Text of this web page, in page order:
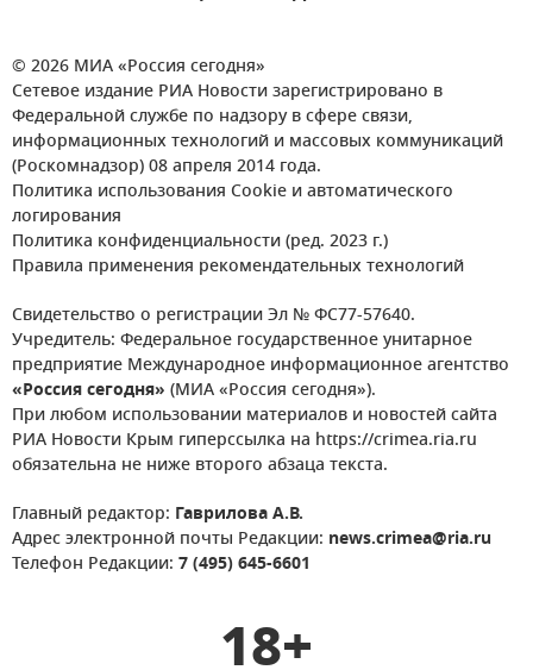
© 2026 МИА «Россия сегодня»
Сетевое издание РИА Новости зарегистрировано в
Федеральной службе по надзору в сфере связи,
информационных технологий и массовых коммуникаций
(Роскомнадзор) 08 апреля 2014 года.
Политика использования Cookie и автоматического
логирования
Политика конфиденциальности (ред. 2023 г.)
Правила применения рекомендательных технологий
Свидетельство о регистрации Эл № ФС77-57640.
Учредитель: Федеральное государственное унитарное
предприятие Международное информационное агентство
«Россия сегодня» (МИА «Россия сегодня»).
При любом использовании материалов и новостей сайта
РИА Новости Крым гиперссылка на https://crimea.ria.ru
обязательна не ниже второго абзаца текста.
Главный редактор: Гаврилова А.В.
Адрес электронной почты Редакции: news.crimea@ria.ru
Телефон Редакции: 7 (495) 645-6601
18+